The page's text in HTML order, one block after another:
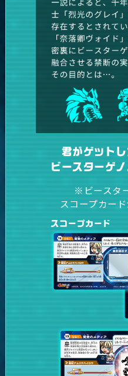
君がゲット
ビースターゲ
※ビースタ
スコープカー